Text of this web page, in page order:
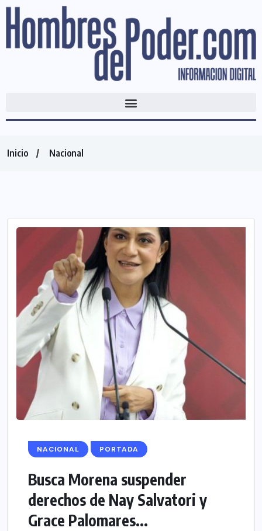
Inicio Nacional
NACIONAL PORTADA
Busca Morena suspender
derechos de Nay Salvatori y
Grace Palomares...